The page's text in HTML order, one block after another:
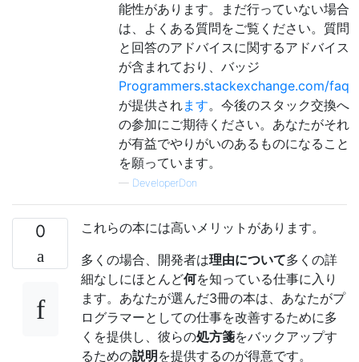
能性があります。まだ行っていない場合
は、よくある質問をご覧ください。質問
と回答のアドバイスに関するアドバイス
が含まれており、バッジ
Programmers.stackexchange.com/faq
が提供されます。今後のスタック交換へ
の参加にご期待ください。あなたがそれ
が有益でやりがいのあるものになること
を願っています。
— DeveloperDon
0
これらの本には高いメリットがあります。
多くの場合、開発者は理由について多くの詳
細なしにほとんど何を知っている仕事に入り
ます。あなたが選んだ3冊の本は、あなたがプ
ログラマーとしての仕事を改善するために多
くを提供し、彼らの処方箋をバックアップす
るための説明 を提供するのが得意です。